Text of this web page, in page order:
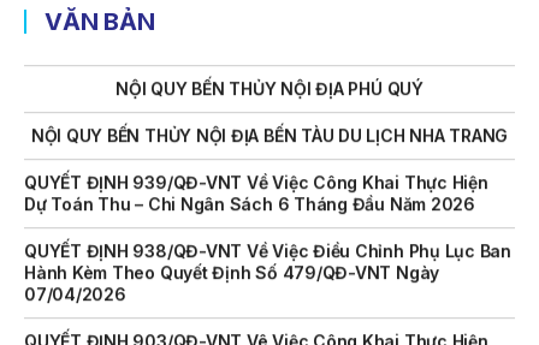
VĂN BẢNNỘI QUY BẾN THỦY NỘI ĐỊA HÒN MUN
NỘI QUY BẾN THỦY NỘI ĐỊA BẾN TÀU DU LỊCH NHA TRANG
QUYẾT ĐỊNH 939/QĐ-VNT Về Việc Công Khai Thực Hiện
Dự Toán Thu – Chi Ngân Sách 6 Tháng Đầu Năm 2026
QUYẾT ĐỊNH 938/QĐ-VNT Về Việc Điều Chỉnh Phụ Lục Ban
Hành Kèm Theo Quyết Định Số 479/QĐ-VNT Ngày
07/04/2026
Dự Toán Thu – Chi Ngân Sách Quý 2 Năm 2026